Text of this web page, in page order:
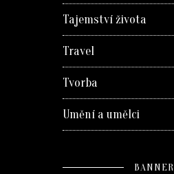
Tajemství života
Travel
Tvorba
Umění a umělci
BANNER